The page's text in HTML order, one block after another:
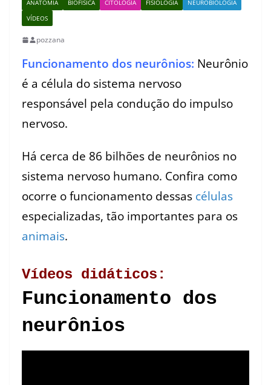
ANATOMIA BIOFÍSICA CITOLOGIA FISIOLOGIA
NEUROBIOLOGIA
VÍDEOS
pozzana
Funcionamento dos neurônios: Neurônio
é a célula do sistema nervoso
responsável pela condução do impulso
nervoso.
Há cerca de 86 bilhões de neurônios no
sistema nervoso humano. Confira como
ocorre o funcionamento dessas células
especializadas, tão importantes para os
animais.
Vídeos didáticos:
Funcionamento dos
neurônios